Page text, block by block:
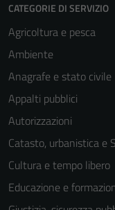
CATEGORIE DI SERVIZIO
Agricoltura e pesca
Ambiente
Anagrafe e stato civile
Appalti pubblici
Autorizzazioni
Catasto, urbanistica e
Cultura e tempo libero
Educazione e